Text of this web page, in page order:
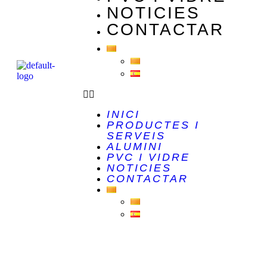
NOTICIES
CONTACTAR
INICI
PRODUCTES I
SERVEIS
ALUMINI
PVC I VIDRE
NOTICIES
CONTACTAR